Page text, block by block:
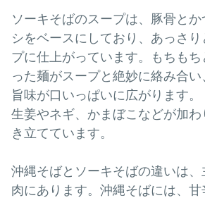
ソーキそばのスープは、豚骨と
シをベースにしており、あっさ
プに仕上がっています。もちも
った麺がスープと絶妙に絡み合
旨味が口いっぱいに広がります。
生姜やネギ、かまぼこなどが加わ
き立てています。
沖縄そばとソーキそばの違いは
肉にあります。沖縄そばには、